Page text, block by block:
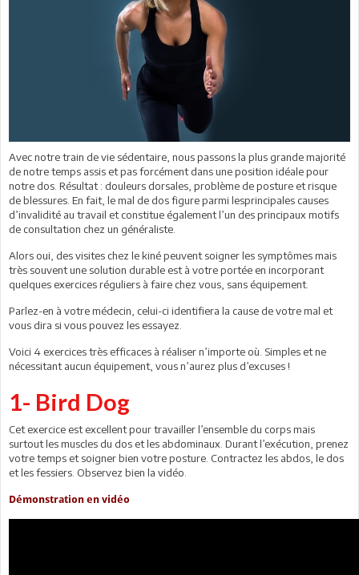
Avec notre train de vie sédentaire, nous passons la plus grande majorité
de notre temps assis et pas forcément dans une position idéale pour
notre dos. Résultat : douleurs dorsales, problème de posture et risque
de blessures. En fait, le mal de dos figure parmi lesprincipales causes
d’invalidité au travail et constitue également l’un des principaux motifs
de consultation chez un généraliste.
Alors oui, des visites chez le kiné peuvent soigner les symptômes mais
très souvent une solution durable est à votre portée en incorporant
quelques exercices réguliers à faire chez vous, sans équipement.
Parlez-en à votre médecin, celui-ci identifiera la cause de votre mal et
vous dira si vous pouvez les essayez.
Voici 4 exercices très efficaces à réaliser n’importe où. Simples et ne
nécessitant aucun équipement, vous n’aurez plus d’excuses !
1- Bird Dog
Cet exercice est excellent pour travailler l’ensemble du corps mais
surtout les muscles du dos et les abdominaux. Durant l’exécution, prenez
votre temps et soigner bien votre posture. Contractez les abdos, le dos
et les fessiers. Observez bien la vidéo.
Démonstration en vidéo